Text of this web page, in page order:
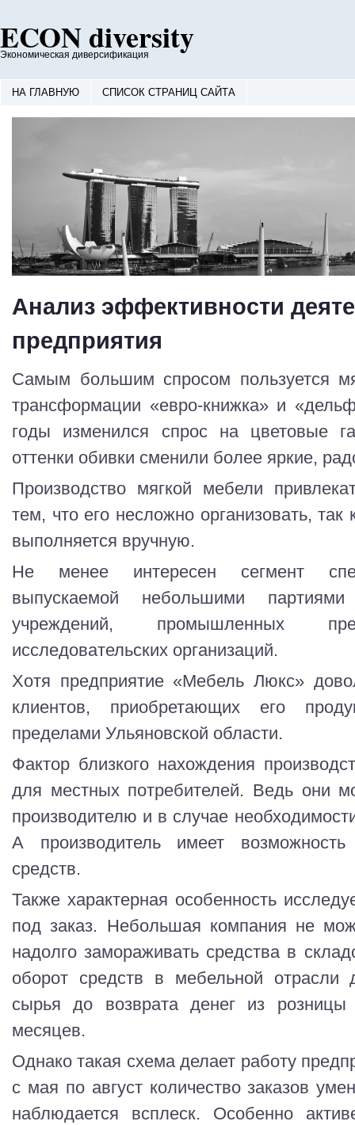
ECON diversity
Экономическая диверсификация
НА ГЛАВНУЮ СПИСОК СТРАНИЦ САЙТА
Анализ эффективности
предприятия
Самым большим спросом пользуется
трансформации «евро-книжка» и
годы изменился спрос на цветовые
оттенки обивки сменили более яркие,
Производство мягкой мебели
тем, что его несложно организовать, так
выполняется вручную.
Не менее интересен сегмент
выпускаемой небольшими
учреждений, промышленных
исследовательских организаций.
Хотя предприятие «Мебель Люкс»
клиентов, приобретающих его
пределами Ульяновской области.
Фактор близкого нахождения
для местных потребителей. Ведь они
производителю и в случае
А производитель имеет
средств.
Также характерная особенность
под заказ. Небольшая компания не
надолго замораживать средства в
оборот средств в мебельной отрасли
сырья до возврата денег из
месяцев.
Однако такая схема делает работу
с мая по август количество заказов
наблюдается всплеск. Особенно